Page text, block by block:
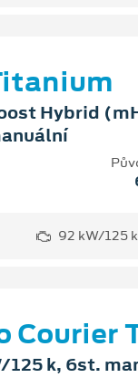
Hybrid
92 kW/125 k
Courier
125 k, 6st.